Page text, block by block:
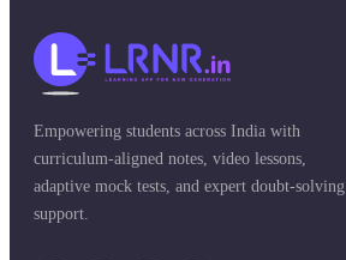
Empowering students across India with
curriculum-aligned notes, video lessons,
adaptive mock tests, and expert doubt-solving
support.